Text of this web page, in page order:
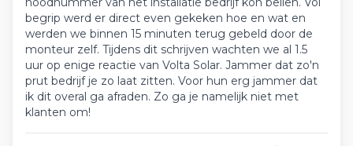
begrip werd er direct even gekeken hoe en wat en
werden we binnen 15 minuten terug gebeld door de
monteur zelf. Tijdens dit schrijven wachten we al 1.5
uur op enige reactie van Volta Solar. Jammer dat zo'n
prut bedrijf je zo laat zitten. Voor hun erg jammer dat
ik dit overal ga afraden. Zo ga je namelijk niet met
klanten om!